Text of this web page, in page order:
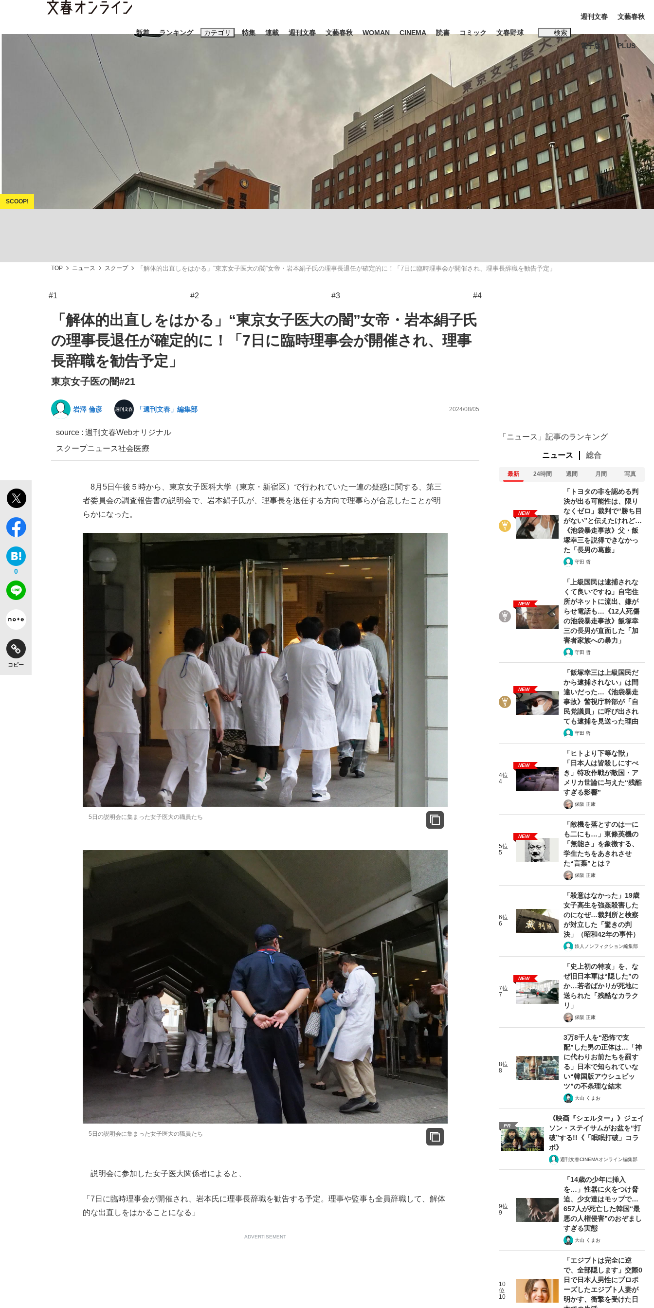
新着 ランキング カテゴリ
インタビュー 読書
《BTS厳戒トーキョー滞在記》RM→渋谷で飲み会、JIN→伊豆の... 「90%は失敗する。でも…」本田圭佑が初めて明かした日本代表監督に...
特集
終戦から81年 日本生まれのK-POPアイドルたち
連載 週刊文春 文藝春秋 WOMAN CINEMA 読書 コミック 文春野球 検索
#森岡毅 #城彰二 #内田有紀
#松田聖子
週刊文春
電子版
文藝春秋
PLUS
TOP ニュース スクープ 「解体的出直しをはかる」“東京女子医大の闇”女帝・岩本絹子氏の理事長退任が確定的に！「7日に臨時理事会が開催され、理事長辞職を勧告予定」
#1 #2 #3 #4
「解体的出直しをはかる」“東京女子医大の闇”女帝・岩本絹子氏
の理事長退任が確定的に！「7日に臨時理事会が開催され、理事
長辞職を勧告予定」
東京女子医の闇#21
岩澤 倫彦 「週刊文春」編集部 2024/08/05
source : 週刊文春Webオリジナル
スクープニュース社会医療
0
コピー
8月5日午後５時から、東京女子医科大学（東京・新宿区）で行われていた一連の疑惑に関する、第三
者委員会の調査報告書の説明会で、岩本絹子氏が、理事長を退任する方向で理事らが合意したことが明
らかになった。
5日の説明会に集まった女子医大の職員たち
5日の説明会に集まった女子医大の職員たち
説明会に参加した女子医大関係者によると、
「7日に臨時理事会が開催され、岩本氏に理事長辞職を勧告する予定。理事や監事も全員辞職して、解体
的な出直しをはかることになる」
ADVERTISEMENT
「ニュース」記事のランキング
ニュース 総合
最新 24時間 週間 月間 写真
NEW
「トヨタの非を認める判
決が出る可能性は、限り
なくゼロ」裁判で“勝ち目
がない”と伝えたけれど…
《池袋暴走事故》父・飯
塚幸三を説得できなかっ
た「長男の葛藤」
守田 哲
NEW
「上級国民は逮捕されな
くて良いですね」自宅住
所がネットに流出、嫌が
らせ電話も…《12人死傷
の池袋暴走事故》飯塚幸
三の長男が直面した「加
害者家族への暴力」
守田 哲
NEW
「飯塚幸三は上級国民だ
から逮捕されない」は間
違いだった…《池袋暴走
事故》警視庁幹部が「自
民党議員」に呼び出され
ても逮捕を見送った理由
守田 哲
4位
4
NEW
「ヒトより下等な獣」
「日本人は皆殺しにすべ
き」特攻作戦が敵国・ア
メリカ世論に与えた“残酷
すぎる影響”
保阪 正康
5位
5
NEW
「敵機を落とすのは一に
も二にも…」東條英機の
「無能さ」を象徴する、
学生たちをあきれさせ
た“言葉”とは？
保阪 正康
6位
6
「殺意はなかった」19歳
女子高生を強姦殺害した
のになぜ…裁判所と検察
が対立した「驚きの判
決」（昭和42年の事件）
鉄人ノンフィクション編集部
7位
7
NEW
「史上初の特攻」を、な
ぜ旧日本軍は“隠した”の
か…若者ばかりが死地に
送られた「残酷なカラク
リ」
保阪 正康
8位
8
3万8千人を“恐怖で支
配”した男の正体は…「神
に代わりお前たちを罰す
る」日本で知られていな
い“韓国版アウシュビッ
ツ”の不条理な結末
大山 くまお
PR
《映画『シェルター』》ジェイ
ソン・ステイサムがお盆を“打
破”する!!《「眠眠打破」コラ
ボ》
週刊文春CINEMAオンライン編集部
9位
9
「14歳の少年に挿入
を…」性器に火をつけ脅
迫、少女達はモップで…
657人が死亡した韓国“最
悪の人権侵害”のおぞまし
すぎる実態
大山 くまお
10
位
10
「エジプトは完全に逆
で、全部隠します」交際0
日で日本人男性にプロポ
ーズしたエジプト人妻が
明かす、衝撃を受けた日